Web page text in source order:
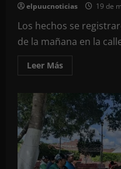
elpuucnoticias 19 de
Los hechos se
de la mañana en la
Leer MásLeer
más
Una
lesionada
de
consideración
dejó
como
saldo
un
accidente